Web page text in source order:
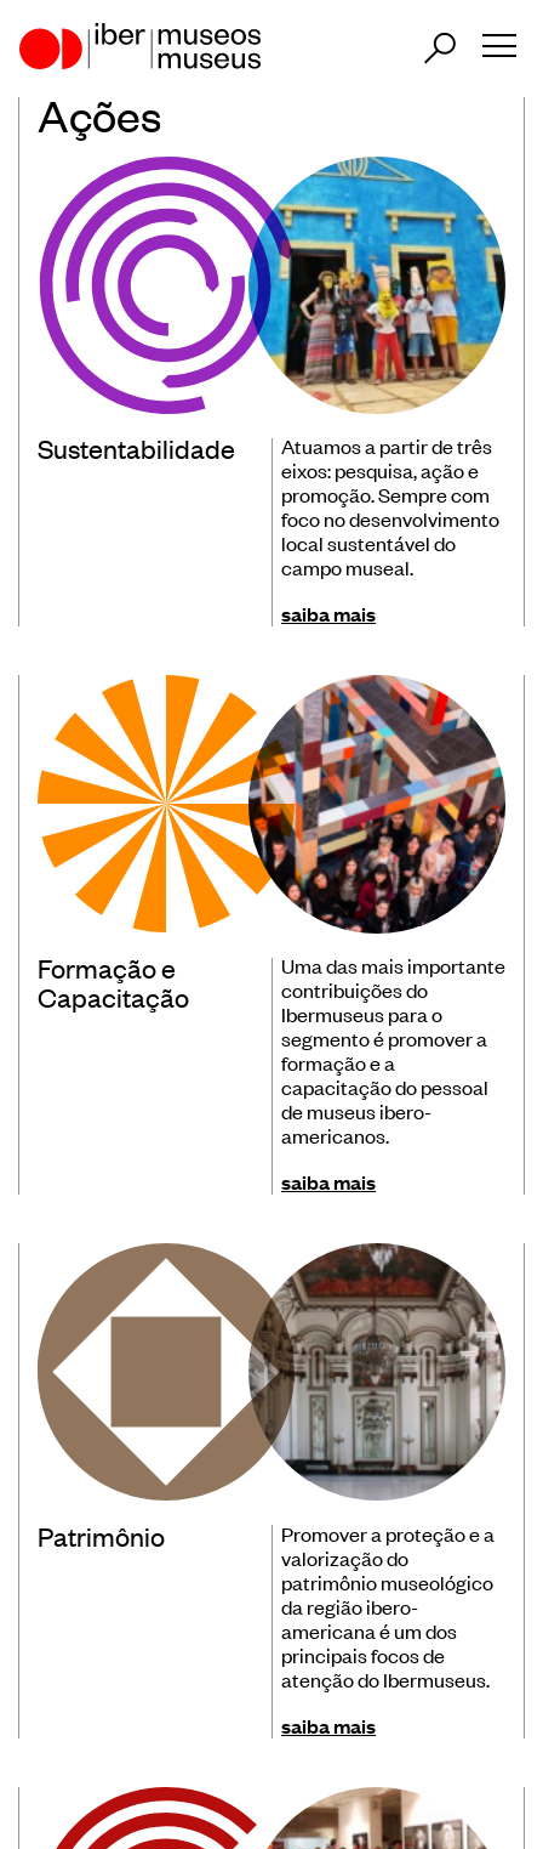
Nosso papel no setor
Nossa atuação
Países Participantes
Encontros Ibero-Americanos de
Observatório Ibero-Americano de
Formação e Capacitação
Sustentabilidade
Registro/Registo de Museus Ibero-
Americanos
Sistema de coleta de dados de
público de museus
Panorama dos museus na Ibero-
Banco de Boas Práticas
Publicações Ibermuseus
Centro de Documentação
Notícias
Plataforma de Diagnósticos
Entre em contato
Assine nossa newsletter
Ações
Sustentabilidade
Atuamos a partir de três
eixos: pesquisa, ação e
promoção. Sempre com
foco no desenvolvimento
local sustentável do
campo museal.
saiba mais
Formação e
Capacitação
Uma das mais importante
contribuições do
Ibermuseus para o
segmento é promover a
formação e a
capacitação do pessoal
de museus ibero-
americanos.
saiba mais
Patrimônio
Promover a proteção e a
valorização do
patrimônio museológico
da região ibero-
americana é um dos
principais focos de
atenção do Ibermuseus.
saiba mais